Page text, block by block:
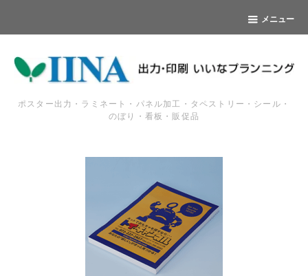
メニュー
ポスター出力・ラミネート・パネル加工・タペストリー・シール・
のぼり・看板・販促品